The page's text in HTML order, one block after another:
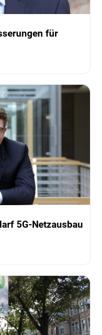
für
5G-Netzausbau